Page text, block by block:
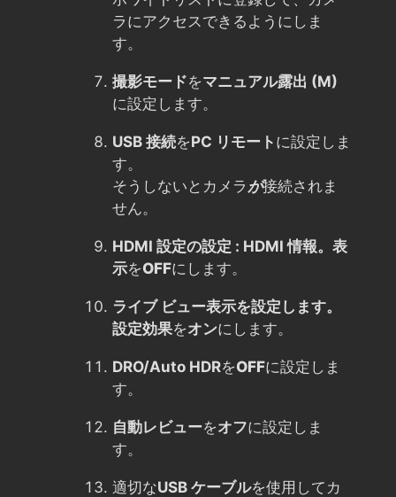
ラにアクセスできるようにしま
す。
撮影モードをマニュアル露出 (M)
に設定します。
USB 接続をPC リモート に設定しま
す。
そうしないとカメラ が接続されま
せん。
HDMI 設定の設定 : HDMI 情報。表
示をOFFにします。
ライブ ビュー表示を設定します。
設定効果をオンにします。
DRO/Auto HDRをOFFに設定しま
す。
自動レビューをオフに設定しま
す。
適切なUSB ケーブルを使用してカ